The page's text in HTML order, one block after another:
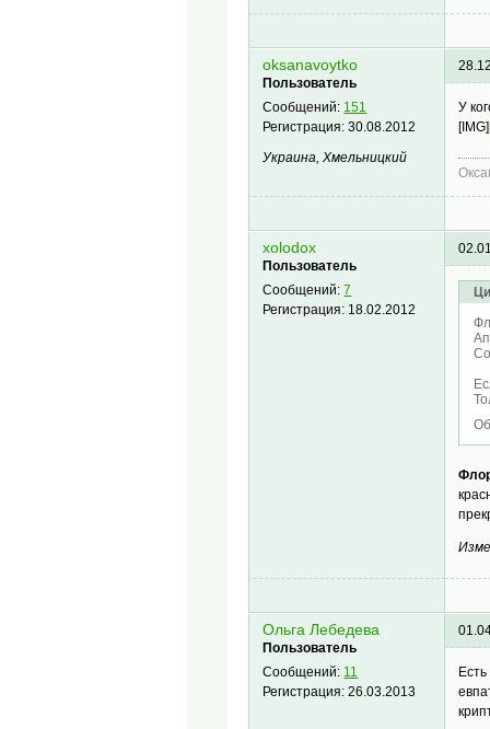
oksanavoytko
Пользователь
Сообщений: 151
Регистрация:30.08.2012
Украина, Хмельницкий
У
[IMG]
xolodox
Пользователь
Сообщений:7
Регистрация: 18.02.2012
Ольга Лебедева
Пользователь
Сообщений: 11
Регистрация:26.03.2013